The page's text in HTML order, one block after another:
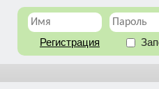
Регистрация